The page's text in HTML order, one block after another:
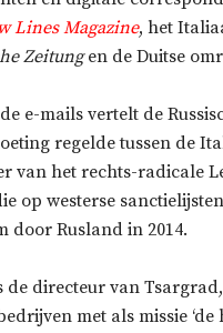
Lines Magazine, het
Zeitungen de Duitse
e-mails vertelt de
regelde tussen de
van het rechts-radicale
op westerse
door Rusland in 2014.
de directeur van
met als missie